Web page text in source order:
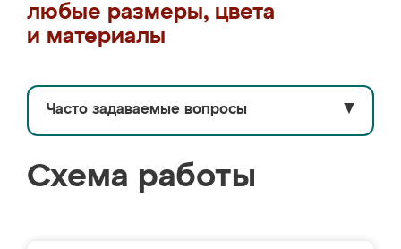
любые размеры, цвета
и материалы
Часто задаваемые вопросы ▼
Схема работы